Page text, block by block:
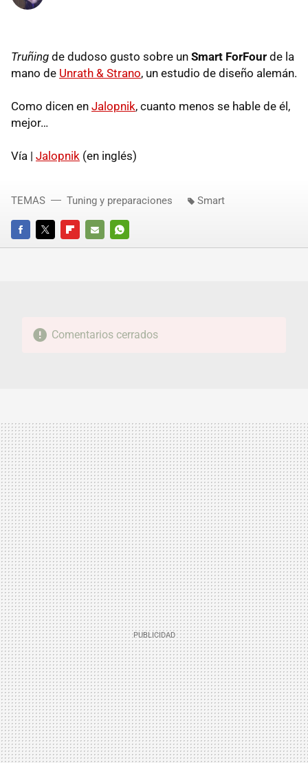
Truñing de dudoso gusto sobre un Smart ForFour de la
mano de Unrath & Strano, un estudio de diseño alemán.
Como dicen en Jalopnik, cuanto menos se hable de él,
mejor…
Vía | Jalopnik (en inglés)
FACEBOOKTWITTERFLIPBOARD
E-
WHATSAPP
TEMAS Tuning y preparaciones Smart
Comentarios cerrados